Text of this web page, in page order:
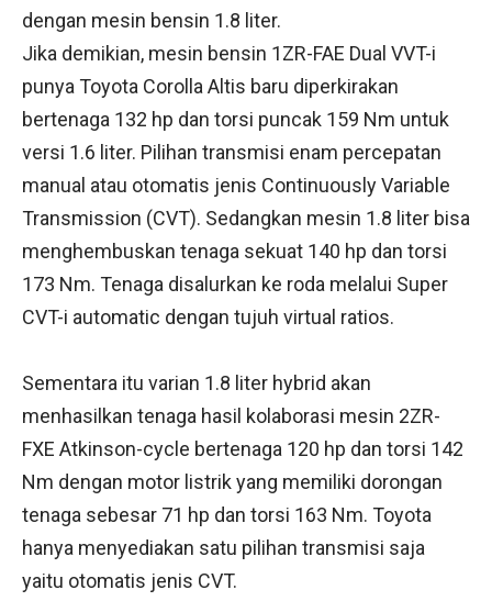
dengan mesin bensin 1.8 liter.
Jika demikian, mesin bensin 1ZR-FAE Dual VVT-i
punya Toyota Corolla Altis baru diperkirakan
bertenaga 132 hp dan torsi puncak 159 Nm untuk
versi 1.6 liter. Pilihan transmisi enam percepatan
manual atau otomatis jenis Continuously Variable
Transmission (CVT). Sedangkan mesin 1.8 liter bisa
menghembuskan tenaga sekuat 140 hp dan torsi
173 Nm. Tenaga disalurkan ke roda melalui Super
CVT-i automatic dengan tujuh virtual ratios.
Sementara itu varian 1.8 liter hybrid akan
menhasilkan tenaga hasil kolaborasi mesin 2ZR-
FXE Atkinson-cycle bertenaga 120 hp dan torsi 142
Nm dengan motor listrik yang memiliki dorongan
tenaga sebesar 71 hp dan torsi 163 Nm. Toyota
hanya menyediakan satu pilihan transmisi saja
yaitu otomatis jenis CVT.